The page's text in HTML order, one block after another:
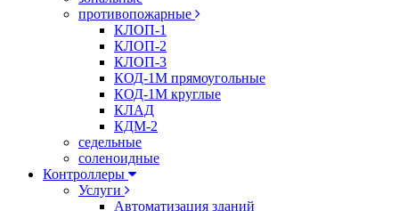
противопожарные
КЛОП-1
КЛОП-2
КЛОП-3
КОД-1М прямоугольные
КОД-1М круглые
КЛАД
КДМ-2
седельные
соленоидные
Контроллеры
Услуги
Автоматизация зданий